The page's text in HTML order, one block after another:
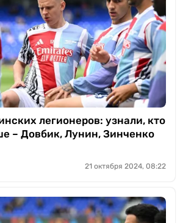
легионеров: узнали, кто
– Довбик, Лунин, Зинченко
21 октября 2024, 08:22